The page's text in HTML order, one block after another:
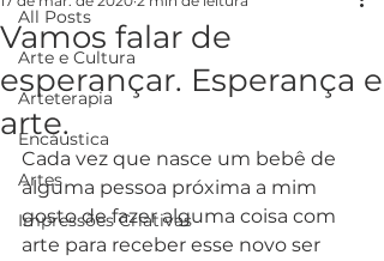
All Posts
Arte e Cultura
Arteterapia
Encáustica
Artes
Impressões Criativas
Vamos falar de
esperançar. Esperança e
arte.
Cada vez que nasce um bebê de
alguma pessoa próxima a mim
gosto de fazer alguma coisa com
arte para receber esse novo ser